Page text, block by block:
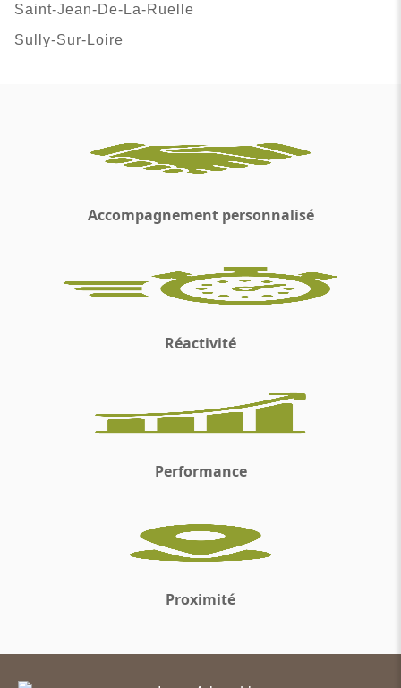
Saint-Jean-De-La-Ruelle
Sully-Sur-Loire
Accompagnement personnalisé
Réactivité
Performance
Proximité